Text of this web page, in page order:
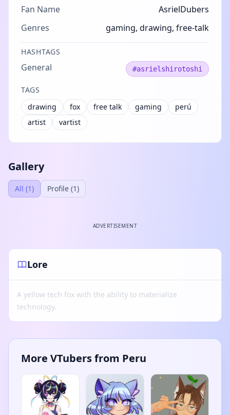
Fan Name
AsrielDubers
Genres
gaming, drawing, free-talk
HASHTAGS
General #asrielshirotoshi
TAGS
drawing
fox free talk gaming
perú
artist
vartist
Gallery
All (1) Profile (1)
ADVERTISEMENT
Lore
A yellow tech fox with the ability to materialize
technology.
More VTubers from Peru